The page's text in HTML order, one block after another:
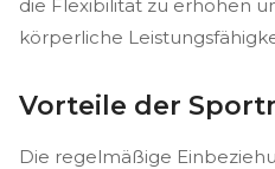
die Flexibilität zu erhöhen
körperliche
Vorteile der
Die regelmäßige